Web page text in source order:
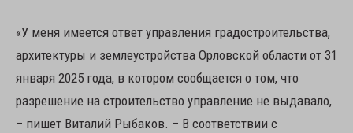
«У меня имеется ответ управления градостроительства,
архитектуры и землеустройства Орловской области от 31
января 2025 года, в котором сообщается о том, что
разрешение на строительство управление не выдавало,
– пишет Виталий Рыбаков. – В соответствии с